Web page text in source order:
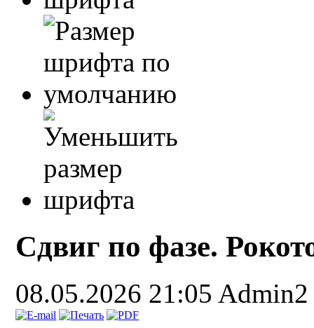
Сдвиг по фазе.
08.05.2026 21:05 Admin2